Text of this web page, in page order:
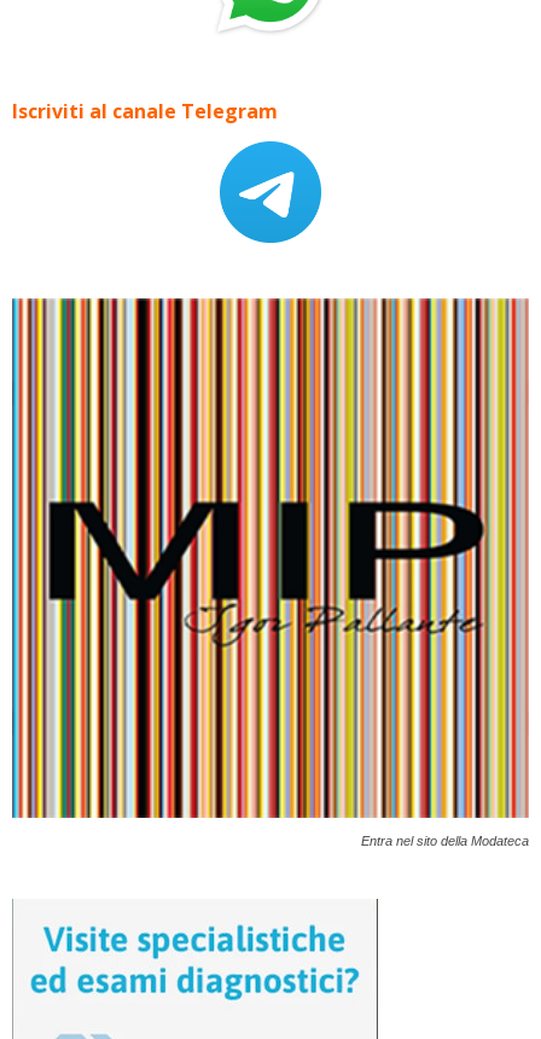
Iscriviti al canale Telegram
Entra nel sito della Modateca